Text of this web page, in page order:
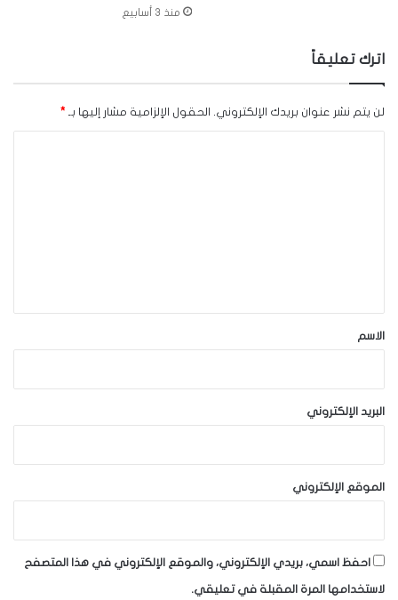
منذ 3 أسابيع
اترك تعليقاً
لن يتم نشر عنوان بريدك الإلكتروني. الحقول الإلزامية مشار إليها بـ *
*الاسم
البريد الإلكتروني
الموقع الإلكتروني
احفظ اسمي، بريدي الإلكتروني، والموقع الإلكتروني في هذا المتصفح
لاستخدامها المرة المقبلة في تعليقي.